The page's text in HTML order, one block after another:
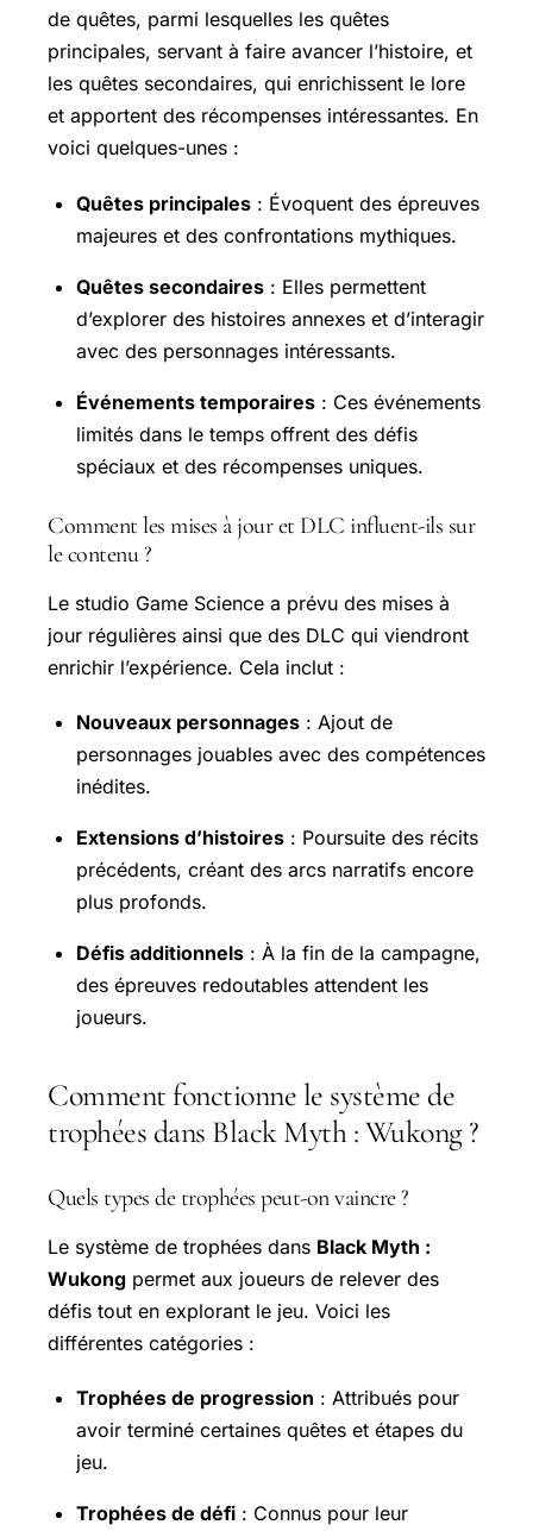
de quêtes, parmi lesquelles les quêtes
principales, servant à faire avancer l’histoire, et
les quêtes secondaires, qui enrichissent le lore
et apportent des récompenses intéressantes. En
voici quelques-unes :
Quêtes principales : Évoquent des épreuves
majeures et des confrontations mythiques.
Quêtes secondaires : Elles permettent
d’explorer des histoires annexes et d’interagir
avec des personnages intéressants.
Événements temporaires : Ces événements
limités dans le temps offrent des défis
spéciaux et des récompenses uniques.
Comment les mises à jour et DLC influent-ils sur
le contenu ?
Le studio Game Science a prévu des mises à
jour régulières ainsi que des DLC qui viendront
enrichir l’expérience. Cela inclut :
Nouveaux personnages : Ajout de
personnages jouables avec des compétences
inédites.
Extensions d’histoires : Poursuite des récits
précédents, créant des arcs narratifs encore
plus profonds.
Défis additionnels : À la fin de la campagne,
des épreuves redoutables attendent les
joueurs.
Comment fonctionne le système de
trophées dans Black Myth : Wukong ?
Quels types de trophées peut-on vaincre ?
Le système de trophées dans Black Myth :
Wukong permet aux joueurs de relever des
défis tout en explorant le jeu. Voici les
différentes catégories :
Trophées de progression : Attribués pour
avoir terminé certaines quêtes et étapes du
jeu.
Trophées de défi : Connus pour leur